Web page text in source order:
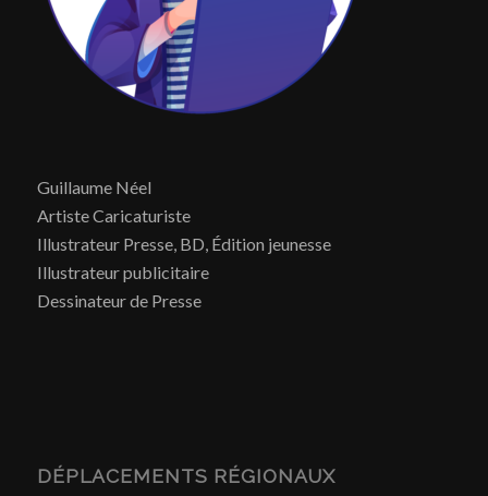
Guillaume Néel
Artiste Caricaturiste
Illustrateur Presse, BD, Édition jeunesse
Illustrateur publicitaire
Dessinateur de Presse
DÉPLACEMENTS RÉGIONAUX